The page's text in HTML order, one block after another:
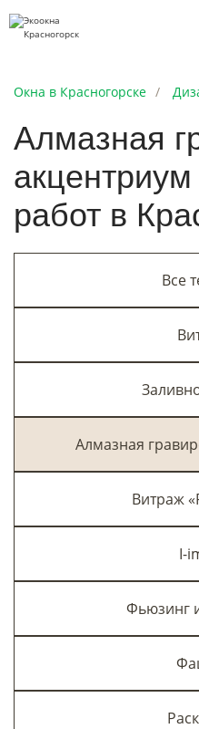
Окна в Красногорске
Алмазная
работ в
Все
Алмазная
Витраж
I-
Фьюзинг